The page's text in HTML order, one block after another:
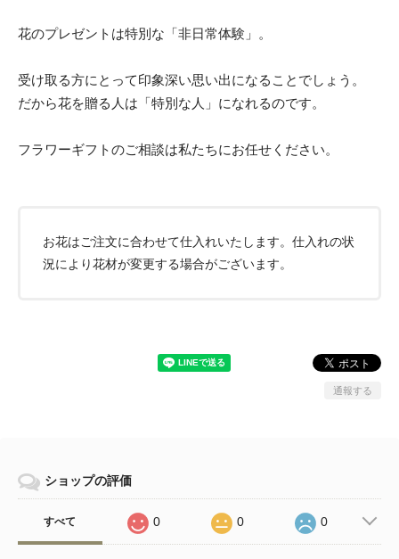
花のプレゼントは特別な「非日常体験」。
受け取る方にとって印象深い思い出になることでしょう。
だから花を贈る人は「特別な人」になれるのです。
フラワーギフトのご相談は私たちにお任せください。
お花はご注文に合わせて仕入れいたします。仕入れの状
況により花材が変更する場合がございます。
通報する
ショップの評価
すべて 0 0 0